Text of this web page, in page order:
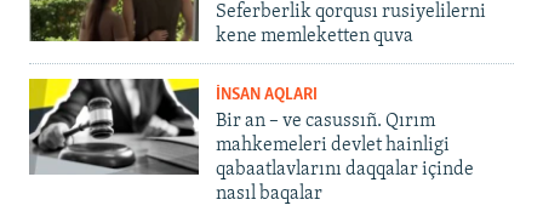
Seferberlik qorqusı rusiyelilerni
kene memleketten quva
İNSAN AQLARI
Bir an – ve casussıñ. Qırım
mahkemeleri devlet hainligi
qabaatlavlarını daqqalar içinde
nasıl baqalar